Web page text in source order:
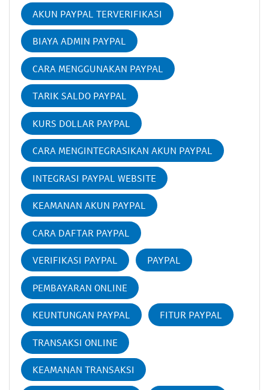
AKUN PAYPAL TERVERIFIKASI
BIAYA ADMIN PAYPAL
CARA MENGGUNAKAN PAYPAL
TARIK SALDO PAYPAL
KURS DOLLAR PAYPAL
CARA MENGINTEGRASIKAN AKUN PAYPAL
INTEGRASI PAYPAL WEBSITE
KEAMANAN AKUN PAYPAL
CARA DAFTAR PAYPAL
VERIFIKASI PAYPAL PAYPAL
PEMBAYARAN ONLINE
KEUNTUNGAN PAYPAL FITUR PAYPAL
TRANSAKSI ONLINE
KEAMANAN TRANSAKSI